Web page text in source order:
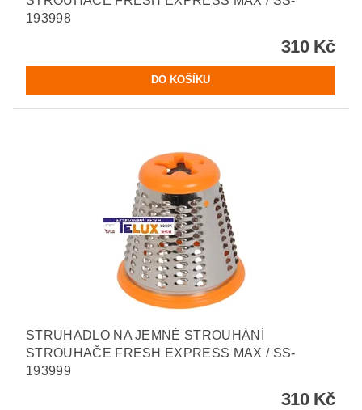
193998
310 Kč
STRUHADLO NA JEMNÉ STROUHÁNÍ
STROUHAČE FRESH EXPRESS MAX / SS-
193999
310 Kč